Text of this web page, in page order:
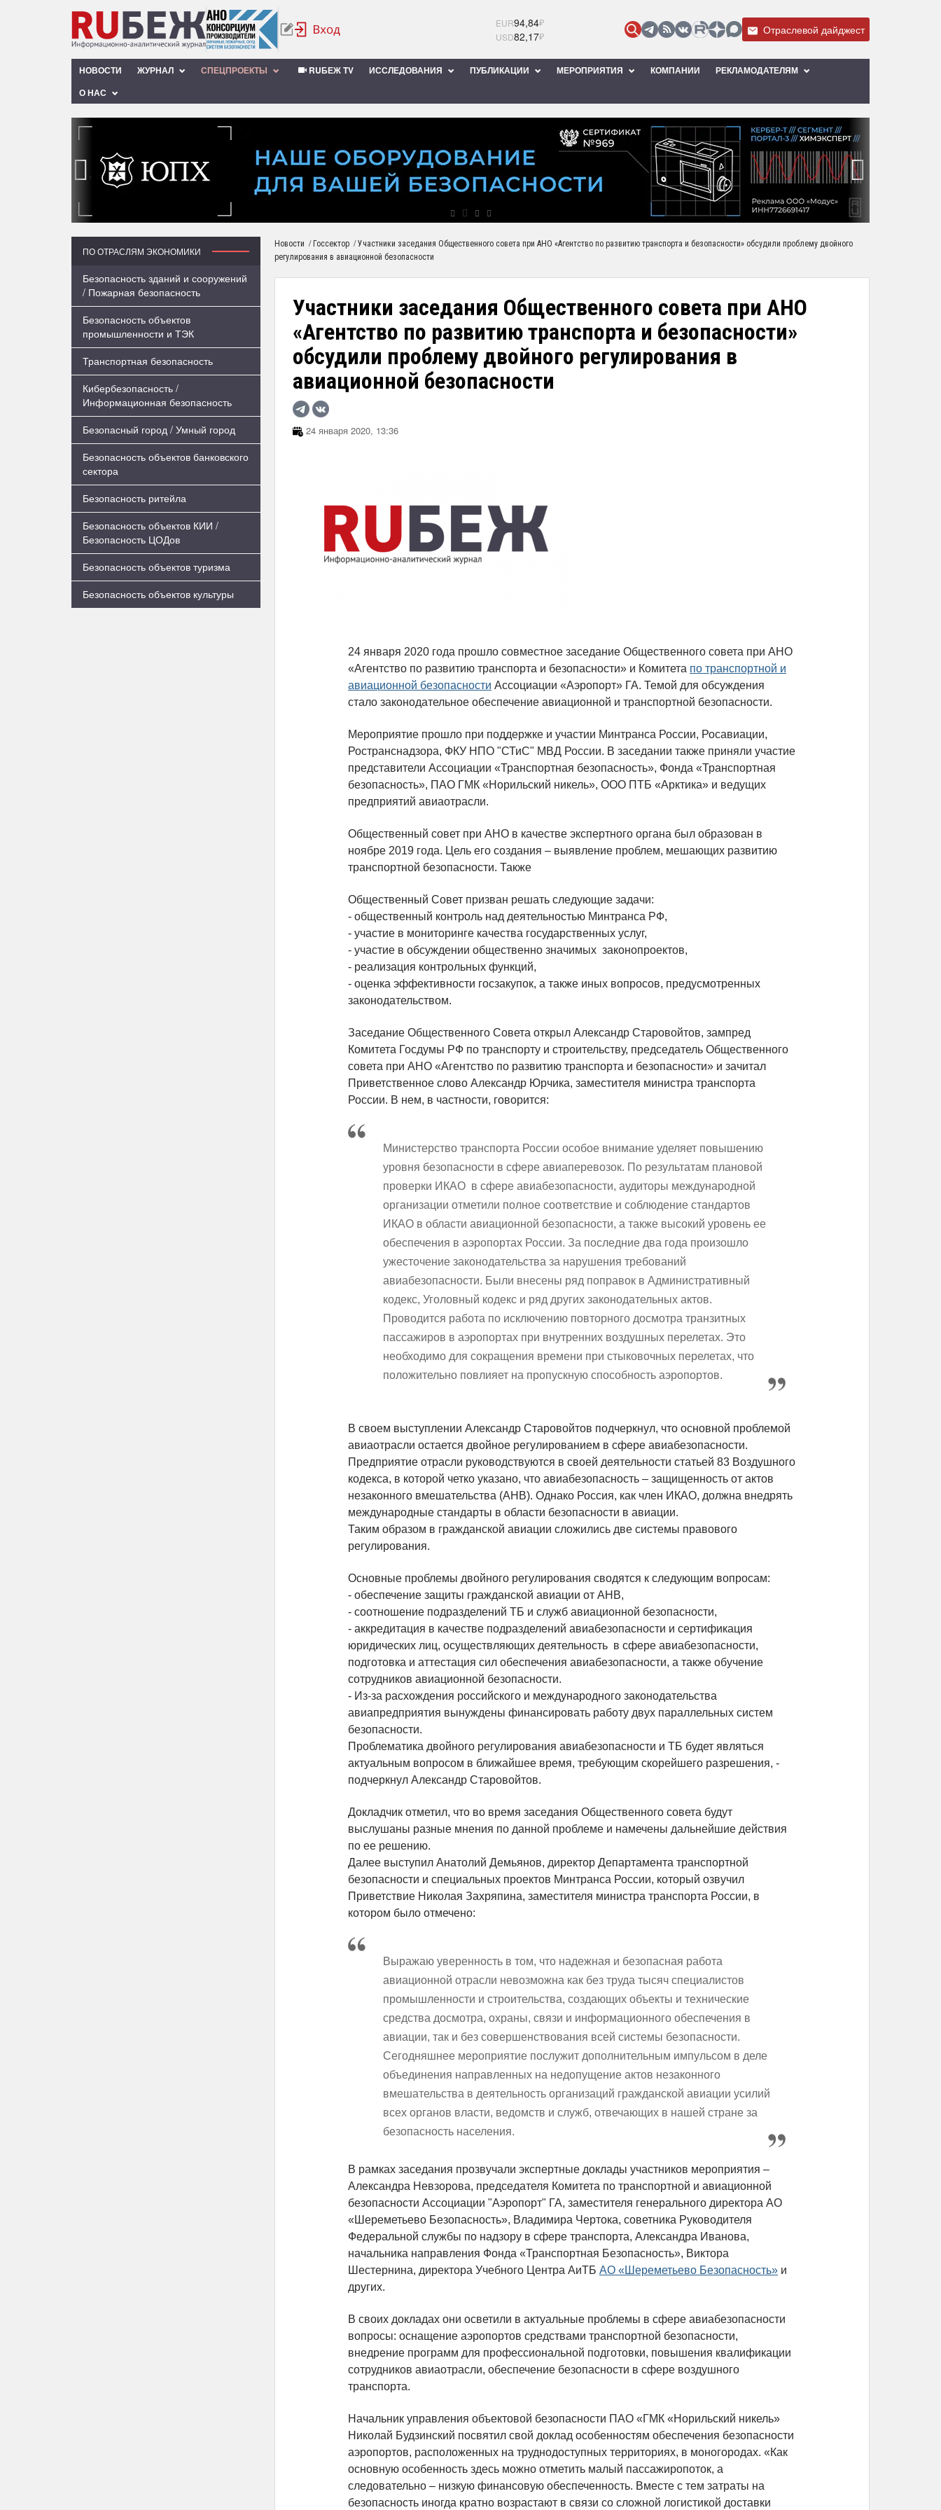
EUR94,84₽
USD82,17₽ Отраслевой дайджест
НОВОСТИ ЖУРНАЛ СПЕЦПРОЕКТЫ RUБЕЖ TV ИССЛЕДОВАНИЯ ПУБЛИКАЦИИ МЕРОПРИЯТИЯ КОМПАНИИ
РЕКЛАМОДАТЕЛЯМ
О НАС
‹
ПО ОТРАСЛЯМ ЭКОНОМИКИ
Безопасность зданий и сооружений
/ Пожарная безопасность
Безопасность объектов
промышленности и ТЭК
Транспортная безопасность
Кибербезопасность /
Информационная безопасность
Безопасный город / Умный город
Безопасность объектов банковского
сектора
Безопасность ритейла
Безопасность объектов КИИ /
Безопасность ЦОДов
Безопасность объектов туризма
Безопасность объектов культуры
Новости / Госсектор /Участники заседания Общественного совета при АНО «Агентство по развитию транспорта и безопасности» обсудили проблему двойного
регулирования в авиационной безопасности
Участники заседания Общественного совета при АНО
«Агентство по развитию транспорта и безопасности»
обсудили проблему двойного регулирования в
авиационной безопасности
24 января 2020, 13:36
24 января 2020 года прошло совместное заседание Общественного совета при АНО
«Агентство по развитию транспорта и безопасности» и Комитета по транспортной и
авиационной безопасности Ассоциации «Аэропорт» ГА. Темой для обсуждения
стало законодательное обеспечение авиационной и транспортной безопасности.
Мероприятие прошло при поддержке и участии Минтранса России, Росавиации,
Ространснадзора, ФКУ НПО "СТиС" МВД России. В заседании также приняли участие
представители Ассоциации «Транспортная безопасность», Фонда «Транспортная
безопасность», ПАО ГМК «Норильский никель», ООО ПТБ «Арктика» и ведущих
предприятий авиаотрасли.
Общественный совет при АНО в качестве экспертного органа был образован в
ноябре 2019 года. Цель его создания – выявление проблем, мешающих развитию
транспортной безопасности. Также
Общественный Совет призван решать следующие задачи:
- общественный контроль над деятельностью Минтранса РФ,
- участие в мониторинге качества государственных услуг,
- участие в обсуждении общественно значимых законопроектов,
- реализация контрольных функций,
- оценка эффективности госзакупок, а также иных вопросов, предусмотренных
законодательством.
Заседание Общественного Совета открыл Александр Старовойтов, зампред
Комитета Госдумы РФ по транспорту и строительству, председатель Общественного
совета при АНО «Агентство по развитию транспорта и безопасности» и зачитал
Приветственное слово Александр Юрчика, заместителя министра транспорта
России. В нем, в частности, говорится:
Министерство транспорта России особое внимание уделяет повышению
уровня безопасности в сфере авиаперевозок. По результатам плановой
проверки ИКАО в сфере авиабезопасности, аудиторы международной
организации отметили полное соответствие и соблюдение стандартов
ИКАО в области авиационной безопасности, а также высокий уровень ее
обеспечения в аэропортах России. За последние два года произошло
ужесточение законодательства за нарушения требований
авиабезопасности. Были внесены ряд поправок в Административный
кодекс, Уголовный кодекс и ряд других законодательных актов.
Проводится работа по исключению повторного досмотра транзитных
пассажиров в аэропортах при внутренних воздушных перелетах. Это
необходимо для сокращения времени при стыковочных перелетах, что
положительно повлияет на пропускную способность аэропортов.
В своем выступлении Александр Старовойтов подчеркнул, что основной проблемой
авиаотрасли остается двойное регулированием в сфере авиабезопасности.
Предприятие отрасли руководствуются в своей деятельности статьей 83 Воздушного
кодекса, в которой четко указано, что авиабезопасность – защищенность от актов
незаконного вмешательства (АНВ). Однако Россия, как член ИКАО, должна внедрять
международные стандарты в области безопасности в авиации.
Таким образом в гражданской авиации сложились две системы правового
регулирования.
Основные проблемы двойного регулирования сводятся к следующим вопросам:
- обеспечение защиты гражданской авиации от АНВ,
- соотношение подразделений ТБ и служб авиационной безопасности,
- аккредитация в качестве подразделений авиабезопасности и сертификация
юридических лиц, осуществляющих деятельность в сфере авиабезопасности,
подготовка и аттестация сил обеспечения авиабезопасности, а также обучение
сотрудников авиационной безопасности.
- Из-за расхождения российского и международного законодательства
авиапредприятия вынуждены финансировать работу двух параллельных систем
безопасности.
Проблематика двойного регулирования авиабезопасности и ТБ будет являться
актуальным вопросом в ближайшее время, требующим скорейшего разрешения, -
подчеркнул Александр Старовойтов.
Докладчик отметил, что во время заседания Общественного совета будут
выслушаны разные мнения по данной проблеме и намечены дальнейшие действия
по ее решению.
Далее выступил Анатолий Демьянов, директор Департамента транспортной
безопасности и специальных проектов Минтранса России, который озвучил
Приветствие Николая Захряпина, заместителя министра транспорта России, в
котором было отмечено:
Выражаю уверенность в том, что надежная и безопасная работа
авиационной отрасли невозможна как без труда тысяч специалистов
промышленности и строительства, создающих объекты и технические
средства досмотра, охраны, связи и информационного обеспечения в
авиации, так и без совершенствования всей системы безопасности.
Сегодняшнее мероприятие послужит дополнительным импульсом в деле
объединения направленных на недопущение актов незаконного
вмешательства в деятельность организаций гражданской авиации усилий
всех органов власти, ведомств и служб, отвечающих в нашей стране за
безопасность населения.
В рамках заседания прозвучали экспертные доклады участников мероприятия –
Александра Невзорова, председателя Комитета по транспортной и авиационной
безопасности Ассоциации "Аэропорт" ГА, заместителя генерального директора АО
«Шереметьево Безопасность», Владимира Чертока, советника Руководителя
Федеральной службы по надзору в сфере транспорта, Александра Иванова,
начальника направления Фонда «Транспортная Безопасность», Виктора
Шестернина, директора Учебного Центра АиТБ АО «Шереметьево Безопасность» и
других.
В своих докладах они осветили в актуальные проблемы в сфере авиабезопасности
вопросы: оснащение аэропортов средствами транспортной безопасности,
внедрение программ для профессиональной подготовки, повышения квалификации
сотрудников авиаотрасли, обеспечение безопасности в сфере воздушного
транспорта.
Начальник управления объектовой безопасности ПАО «ГМК «Норильский никель»
Николай Будзинский посвятил свой доклад особенностям обеспечения безопасности
аэропортов, расположенных на труднодоступных территориях, в моногородах. «Как
основную особенность здесь можно отметить малый пассажиропоток, а
следовательно – низкую финансовую обеспеченность. Вместе с тем затраты на
безопасность иногда кратно возрастают в связи со сложной логистикой доставки